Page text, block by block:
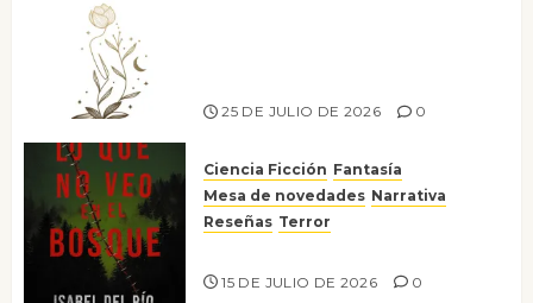
25 DE JULIO DE 2026 0
Ciencia Ficción Fantasía
Mesa de novedades Narrativa
Reseñas Terror
15 DE JULIO DE 2026 0